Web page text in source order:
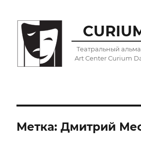
Театральный
Art Center Curium
Метка:Дмитрий